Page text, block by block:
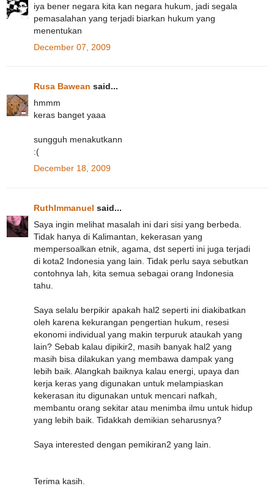
iya bener negara kita kan negara hukum, jadi segala
pemasalahan yang terjadi biarkan hukum yang
menentukan
December 07, 2009
Rusa Bawean said...
hmmm
keras banget yaaa
sungguh menakutkann
:(
December 18, 2009
RuthImmanuel said...
Saya ingin melihat masalah ini dari sisi yang berbeda.
Tidak hanya di Kalimantan, kekerasan yang
mempersoalkan etnik, agama, dst seperti ini juga terjadi
di kota2 Indonesia yang lain. Tidak perlu saya sebutkan
contohnya lah, kita semua sebagai orang Indonesia
tahu.
Saya selalu berpikir apakah hal2 seperti ini diakibatkan
oleh karena kekurangan pengertian hukum, resesi
ekonomi individual yang makin terpuruk ataukah yang
lain? Sebab kalau dipikir2, masih banyak hal2 yang
masih bisa dilakukan yang membawa dampak yang
lebih baik. Alangkah baiknya kalau energi, upaya dan
kerja keras yang digunakan untuk melampiaskan
kekerasan itu digunakan untuk mencari nafkah,
membantu orang sekitar atau menimba ilmu untuk hidup
yang lebih baik. Tidakkah demikian seharusnya?
Saya interested dengan pemikiran2 yang lain.
Terima kasih.